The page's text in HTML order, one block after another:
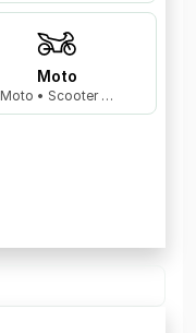
Moto
Moto • Scooter …